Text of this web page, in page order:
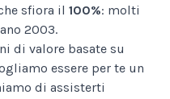
sfiora il 100%: molti
2003.
di valore basate su
essere per te un
di assisterti